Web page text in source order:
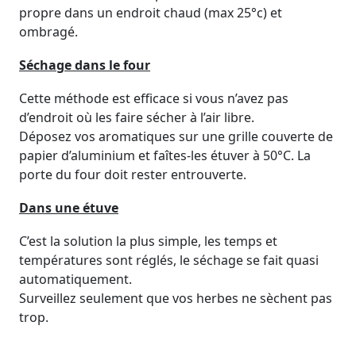
propre dans un endroit chaud (max 25°c) et
ombragé.
Séchage dans le four
Cette méthode est efficace si vous n’avez pas
d’endroit où les faire sécher à l’air libre.
Déposez vos aromatiques sur une grille couverte de
papier d’aluminium et faîtes-les étuver à 50°C. La
porte du four doit rester entrouverte.
Dans une étuve
C’est la solution la plus simple, les temps et
températures sont réglés, le séchage se fait quasi
automatiquement.
Surveillez seulement que vos herbes ne sèchent pas
trop.